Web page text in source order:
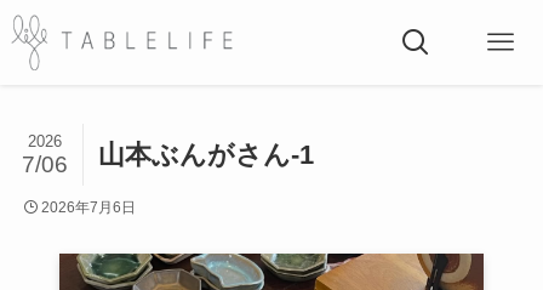
山本ぶんがさん-1
2026
7/06
2026年7月6日